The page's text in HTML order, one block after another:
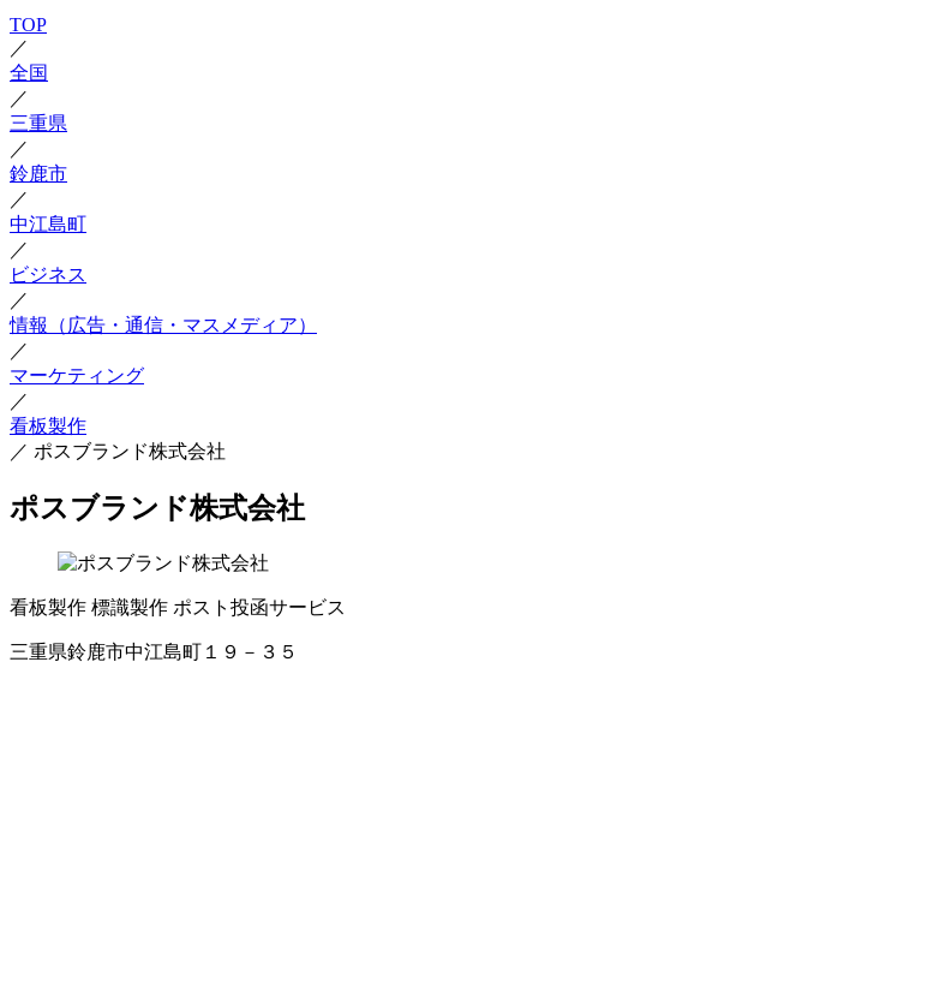
TOP
／
全国
／
三重県
／
鈴鹿市
／
中江島町
／
ビジネス
／
情報（広告・通信・マスメディア）
／
マーケティング
／
看板製作
／ ポスブランド株式会社
ポスブランド株式会社
看板製作 標識製作 ポスト投函サービス
三重県鈴鹿市中江島町１９－３５